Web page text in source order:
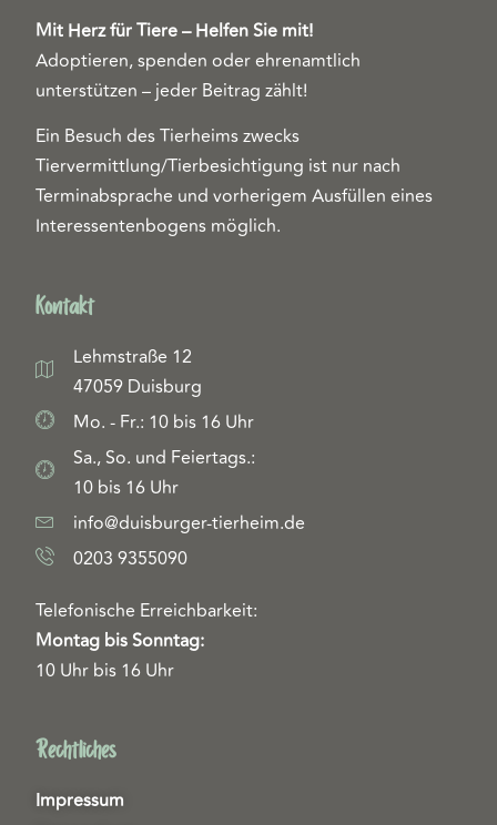
Mit Herz für Tiere – Helfen Sie mit!
Adoptieren, spenden oder ehrenamtlich
unterstützen – jeder Beitrag zählt!
Ein Besuch des Tierheims zwecks
Tiervermittlung/Tierbesichtigung ist nur nach
Terminabsprache und vorherigem Ausfüllen eines
Interessentenbogens möglich.
Kontakt
Lehmstraße 12
47059 Duisburg
Mo. - Fr.: 10 bis 16 Uhr
Sa., So. und Feiertags.:
10 bis 16 Uhr
info@duisburger-tierheim.de
0203 9355090
Telefonische Erreichbarkeit:
Montag bis Sonntag:
10 Uhr bis 16 Uhr
Rechtliches
Impressum